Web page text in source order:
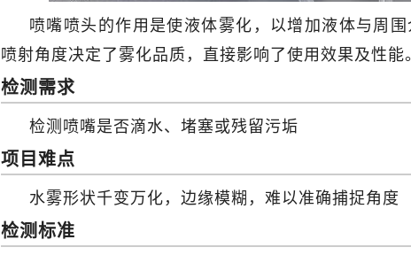
喷嘴喷头的作用是使液体雾化，以增加液体与周
喷射角度决定了雾化品质，直接影响了使用效果及性能
检测需求
检测喷嘴是否滴水、堵塞或残留污垢
项目难点
水雾形状千变万化，边缘模糊，难以准确捕捉角度
检测标准